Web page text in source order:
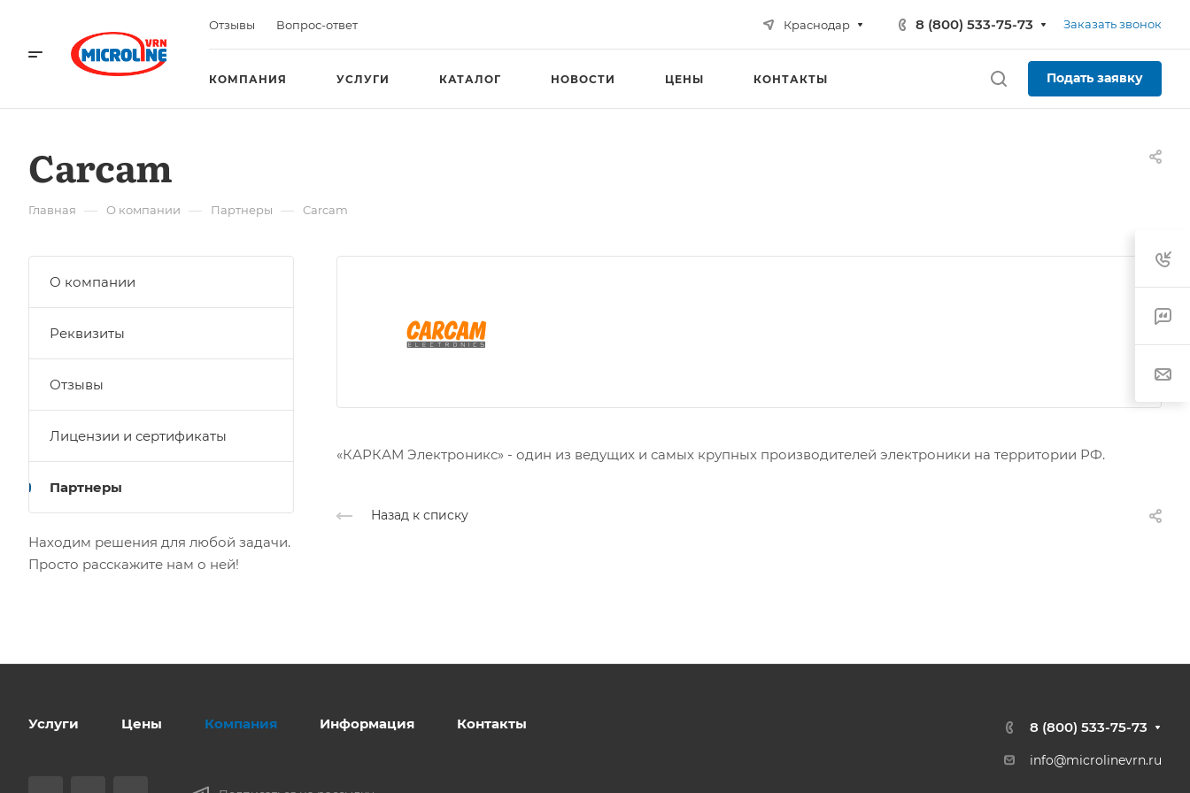
Отзывы Вопрос-ответ Краснодар 8 (800) 533-75-73 Заказать звонок
КОМПАНИЯ УСЛУГИ КАТАЛОГ НОВОСТИ ЦЕНЫ КОНТАКТЫ Подать заявку
Carcam
Главная — О компании — Партнеры — Carcam
«КАРКАМ Электроникс» - один из ведущих и самых крупных производителей электроники на территории РФ.
Назад к списку
О компании
Реквизиты
Отзывы
Лицензии и сертификаты
Партнеры
Находим решения для любой задачи.
Просто расскажите нам о ней!
Услуги Цены Компания Информация Контакты 8 (800) 533-75-73
info@microlinevrn.ru